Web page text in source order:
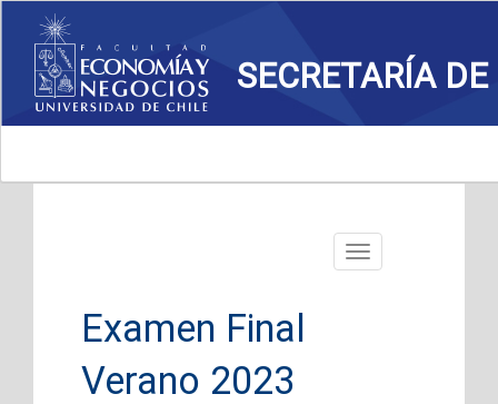
SECRETARÍA
Toggle
Examen Final
Verano 2023